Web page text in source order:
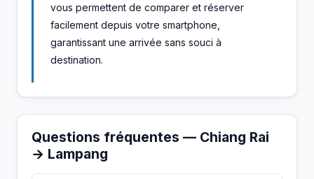
vous permettent de comparer et réserver
facilement depuis votre smartphone,
garantissant une arrivée sans souci à
destination.
Questions fréquentes — Chiang Rai
→ Lampang